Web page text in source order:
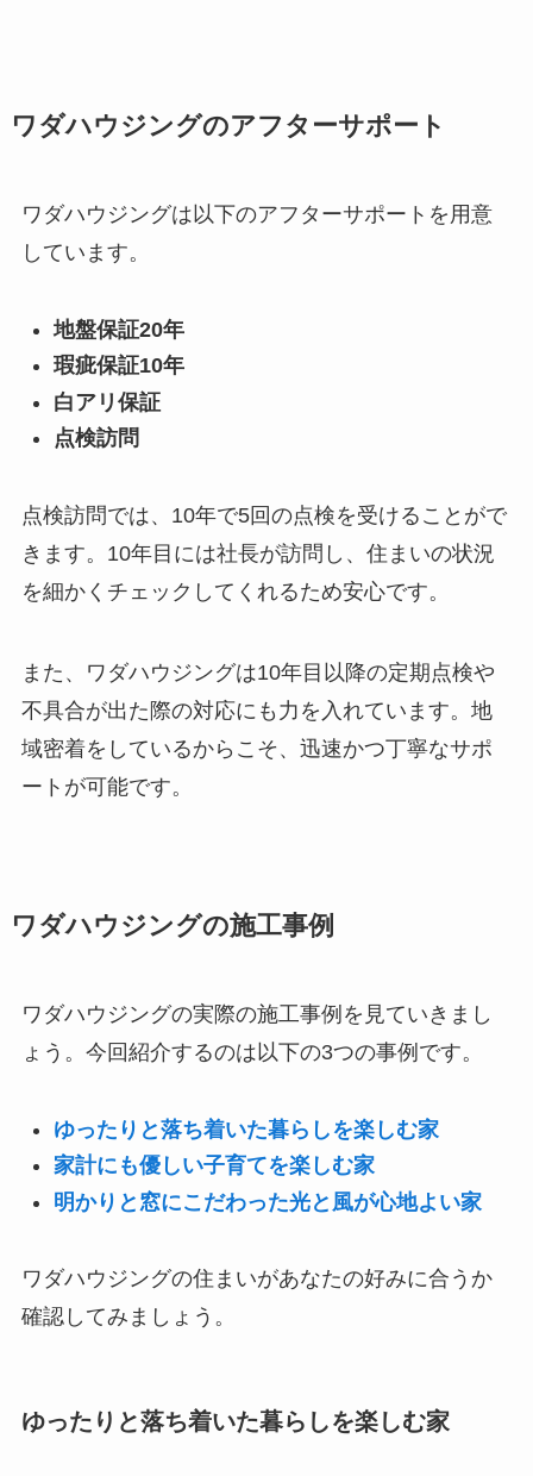
ワダハウジングのアフターサポート
ワダハウジングは以下のアフターサポートを用意
しています。
地盤保証20年
瑕疵保証10年
白アリ保証
点検訪問
点検訪問では、10年で5回の点検を受けることがで
きます。10年目には社長が訪問し、住まいの状況
を細かくチェックしてくれるため安心です。
また、ワダハウジングは10年目以降の定期点検や
不具合が出た際の対応にも力を入れています。地
域密着をしているからこそ、迅速かつ丁寧なサポ
ートが可能です。
ワダハウジングの施工事例
ワダハウジングの実際の施工事例を見ていきまし
ょう。今回紹介するのは以下の3つの事例です。
ゆったりと落ち着いた暮らしを楽しむ家
家計にも優しい子育てを楽しむ家
明かりと窓にこだわった光と風が心地よい家
ワダハウジングの住まいがあなたの好みに合うか
確認してみましょう。
ゆったりと落ち着いた暮らしを楽しむ家